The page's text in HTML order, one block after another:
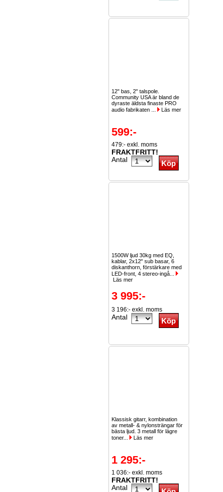
12" bas, 2" talspole.
Community USA är bland de
dyraste äldsta finaste PRO
audio fabrikaten ...
Läs mer
599:-
479:- exkl. moms
FRAKTFRITT!
Antal
1500W ljud 30kg med EQ,
kablar, 2x12" sub basar, 6
diskanthorn, förstärkare med
LED-front, 4 stereo-ingå...
Läs mer
3 995:-
3 196:- exkl. moms
Antal
Klassisk gitarr, kombination
av metall- & nylonsträngar för
bästa ljud. 3 metall för lägre
toner...
Läs mer
1 295:-
1 036:- exkl. moms
FRAKTFRITT!
Antal